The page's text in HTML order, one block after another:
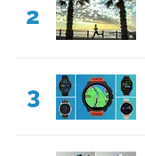
2
3